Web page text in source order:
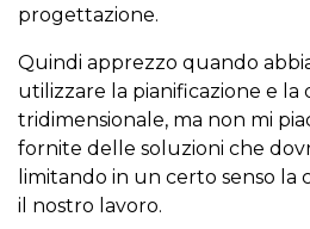
progettazione.
Quindi apprezzo quando
utilizzare la pianificazione e
tridimensionale, ma non mi
fornite delle soluzioni che
limitando in un certo senso la
il nostro lavoro.